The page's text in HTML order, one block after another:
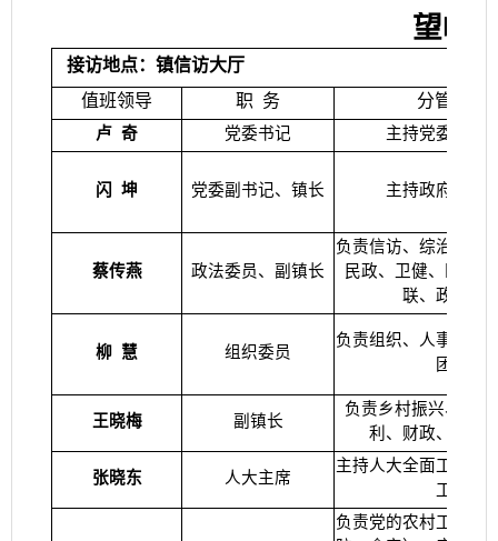
望峰
接访地点：镇信访大厅
值班领导
职 务 分管领域
卢 奇 党委书记 主持党委全面
闪 坤 党委副书记、镇长 主持政府全面
蔡传燕 政法委员、副镇长
负责信访、综治、维
民政、卫健、医保
联、政务服
柳 慧 组织委员
负责组织、人事、人
团委
王晓梅 副镇长
负责乡村振兴、农
利、财政、妇联
张晓东 人大主席
主持人大全面工作，
工作
负责党的农村工作、